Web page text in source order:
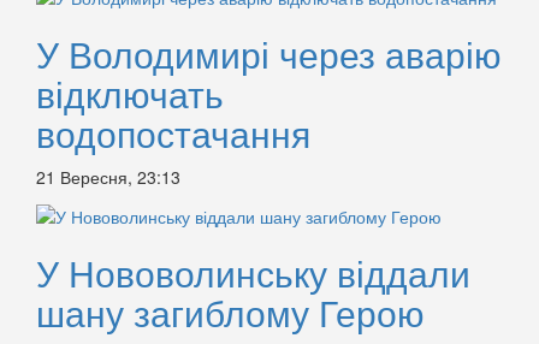
У Володимирі через аварію
відключать
водопостачання
21 Вересня, 23:13
У Нововолинську віддали
шану загиблому Герою